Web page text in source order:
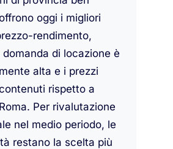
oggi i migliori
rendimento,
domanda di locazione è
alta e i prezzi
rispetto a
Per rivalutazione
nel medio periodo, le
restano la scelta più